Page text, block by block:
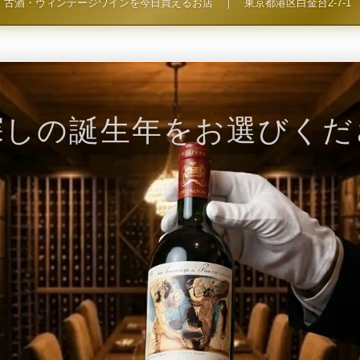
古酒・ヴィンテージワインを今日買えるお店 東京都港区白金台2-7-1
の誕生年をお選びく